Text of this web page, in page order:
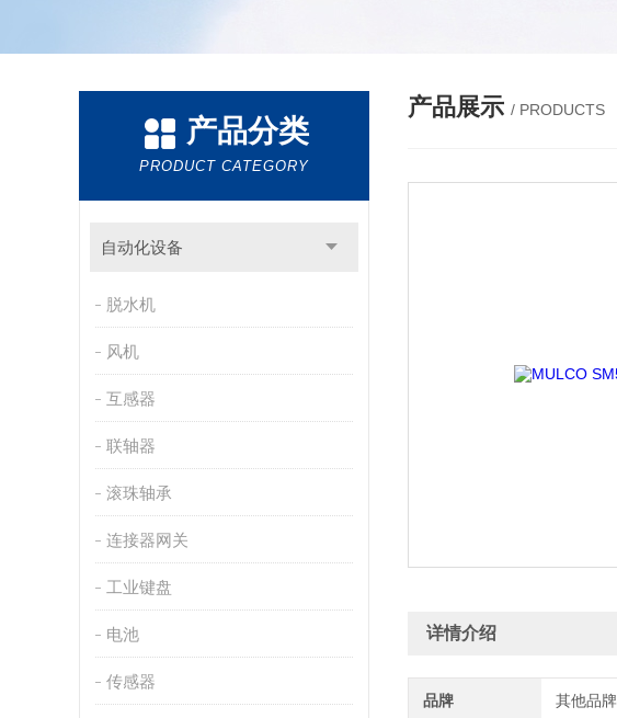
产品分类
PRODUCT CATEGORY
自动化设备
脱水机
风机
互感器
联轴器
滚珠轴承
连接器网关
工业键盘
电池
传感器
产品展示 / PRODUCTS
详情介绍
品牌 其他品牌